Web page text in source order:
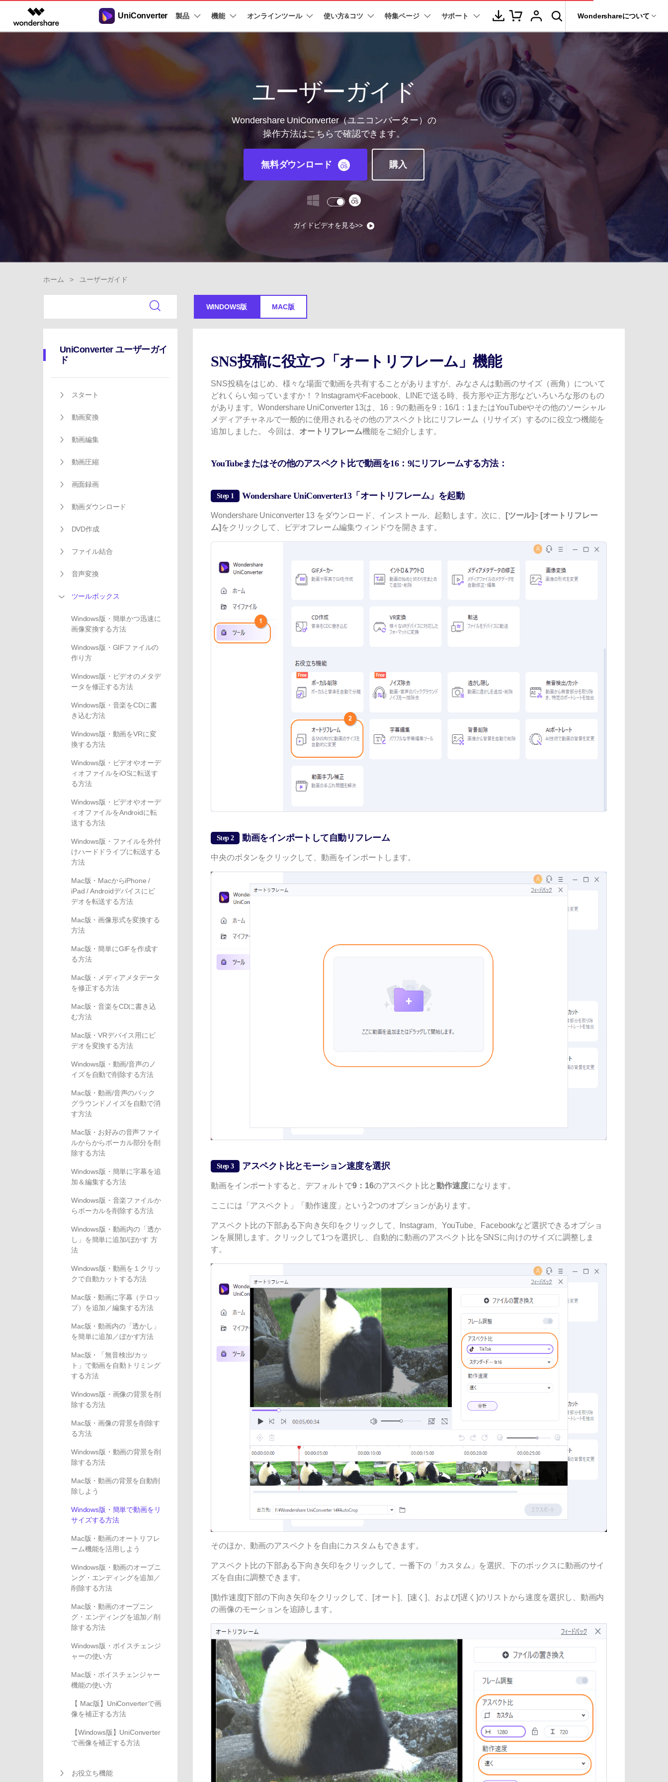
製品
動画編集＆変換
AI動画・画像・音楽ジェネレーター
SelfyzAI
AI動画・画像編集アプリ
ToMoviee AI
作図＆製図
PDFelement
PDF編集ソフト
PDFelement Cloud
電子署名とクラウドサービス
HiPDF
PDF編集オンラインツール
データ復元・バックアップ
Recoverit
データ復元ソフト
Repairit
動画・写真・ファイル修復ソフト
MobileTrans
スマホ間のデータ転送ソフト
FamiSafe
子供の安全を守るアプリ
会社情報
法人様向けお問い合わせ窓口
パートナープログラム
Wondershareについて
サポートセンター
Wondershare製品一覧
法人・教育・パートナー
ソリューション
PDFelement EdrawMind
EdrawMax
動画編集＆変換
Filmora
UniConverter
データ復元・転送
Dr.Fone
Recoverit
企業情報
採用情報
お問い合わせ
プラン＆価格 サポート Wondershareについて
UniConverter 製品
UniConverter Windows版
UniConverter Mac版
機能
New
【簡単】複数の動画ファイルを
AI動画補正 > AI 画像補正 >
テキスト読み上げ > シーン検出 >
ハイライト自動検出
>
透かし編集 >
ボーカルリムーバー
>
ボイスチェンジャー
もっと見る >
音声/動画
動画・音声変換 > プレーヤー >
動画・音声圧縮 > 動画・音声結合 >
動画・音声編集 > 音声をテキストに >
その他の機能 > 録画・録音 >
DVD・CD作成 >
オンラインツール
オンライン動画圧縮ツール
動画・画像の無料圧縮
オンライン動画変換ツール
動画・音声・画像の無料変換
使い方&コツ
操作ガイド
Windowsユーザー向け
動画関連のコツ
動画・音楽変換
動画ダウンロード
動画圧縮
もっと見る >>
特集ページ
動画変換 教育現場で活用
YouTube関連
活用シーン
サポート
サポートセンター バージョン履歴
ユーザーガイド
Wondershare UniConverter（ユニコンバーター）の
操作方法はこちらで確認できます。
無料ダウンロード 購入
ガイドビデオを見る>>
ホーム > ユーザーガイド
WINDOWS版 MAC版
UniConverter ユーザーガイ
ド
スタート
動画変換
動画編集
動画圧縮
画面録画
動画ダウンロード
DVD作成
ファイル結合
音声変換
ツールボックス
Windows版・簡単かつ迅速に
画像変換する方法
Windows版・GIFファイルの
作り方
Windows版・ビデオのメタデ
ータを修正する方法
Windows版・音楽をCDに書
き込む方法
Windows版・動画をVRに変
換する方法
Windows版・ビデオやオーデ
ィオファイルをiOSに転送す
る方法
Windows版・ビデオやオーデ
ィオファイルをAndroidに転
送する方法
Windows版・ファイルを外付
けハードドライブに転送する
方法
Mac版・MacからiPhone /
iPad / Androidデバイスにビ
デオを転送する方法
Mac版・画像形式を変換する
方法
Mac版・簡単にGIFを作成す
る方法
Mac版・メディアメタデータ
を修正する方法
Mac版・音楽をCDに書き込
む方法
Mac版・VRデバイス用にビ
デオを変換する方法
Windows版・動画/音声のノ
イズを自動で削除する方法
Mac版・動画/音声のバック
グラウンドノイズを自動で消
す方法
Mac版・お好みの音声ファイ
ルからからボーカル部分を削
除する方法
Windows版・簡単に字幕を追
加＆編集する方法
Windows版・音楽ファイルか
らボーカルを削除する方法
Windows版・動画内の「透か
し」を簡単に追加/ぼかす 方
法
Windows版・動画を１クリッ
クで自動カットする方法
Mac版・動画に字幕（テロッ
プ）を追加／編集する方法
Mac版・動画内の「透かし」
を簡単に追加／ぼかす方法
Mac版・「無音検出/カッ
ト」で動画を自動トリミング
する方法
Windows版・画像の背景を削
除する方法
Mac版・画像の背景を削除す
る方法
Windows版・動画の背景を削
除する方法
Mac版・動画の背景を自動削
除しよう
Windows版・簡単で動画をリ
サイズする方法
Mac版・動画のオートリフレ
ーム機能を活用しよう
Windows版・動画のオープニ
ング・エンディングを追加／
削除する方法
Mac版・動画のオープニン
グ・エンディングを追加／削
除する方法
Windows版・ボイスチェンジ
ャーの使い方
Mac版・ボイスチェンジャー
機能の使い方
【 Mac版】UniConverterで画
像を補正する方法
【Windows版】UniConverter
で画像を補正する方法
お役立ち機能
SNS投稿に役立つ「オートリフレーム」機能
SNS投稿をはじめ、様々な場面で動画を共有することがありますが、みなさんは動画のサイズ（画角）について
どれくらい知っていますか！？InstagramやFacebook、LINEで送る時、長方形や正方形などいろいろな形のもの
があります。Wondershare UniConverter 13は、16：9の動画を9：16/1：1またはYouTubeやその他のソーシャル
メディアチャネルで一般的に使用されるその他のアスペクト比にリフレーム（リサイズ）するのに役立つ機能を
追加しました。 今回は、 オートリフレーム機能をご紹介します。
YouTubeまたはその他のアスペクト比で動画を16：9にリフレームする方法：
Step 1 Wondershare UniConverter13「オートリフレーム」を起動
Wondershare Uniconverter 13 をダウンロード、インストール、起動します。次に、 [ツール]> [オートリフレー
ム] をクリックして、ビデオフレーム編集ウィンドウを開きます。
Step 2 動画をインポートして自動リフレーム
中央のボタンをクリックして、動画をインポートします。
Step 3 アスペクト比とモーション速度を選択
動画をインポートすると、デフォルトで9：16のアスペクト比と動作速度になります。
ここには「アスペクト」「動作速度」という2つのオプションがあります。
アスペクト比の下部ある下向き矢印をクリックして、Instagram、YouTube、Facebookなど選択できるオプショ
ンを展開します。クリックして1つを選択し、自動的に動画のアスペクト比をSNSに向けのサイズに調整しま
す。
そのほか、動画のアスペクトを自由にカスタムもできます。
アスペクト比の下部ある下向き矢印をクリックして、一番下の「カスタム」を選択、下のボックスに動画のサイ
ズを自由に調整できます。
[動作速度]下部の下向き矢印をクリックして、[オート]、[速く]、および[遅く]のリストから速度を選択し、動画内
の画像のモーションを追跡します。